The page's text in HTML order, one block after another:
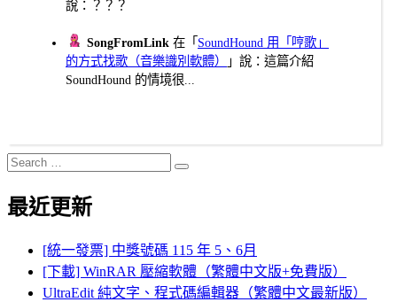
說：？？？
SongFromLink 在「 SoundHound 用「哼歌」
的方式找歌（音樂識別軟體）
」說：這篇介紹
SoundHound 的情境很...
Search
for:
Search
最近更新
[統一發票] 中獎號碼 115 年 5、6月
[下載] WinRAR 壓縮軟體（繁體中文版+免費版）
UltraEdit 純文字、程式碼編輯器（繁體中文最新版）